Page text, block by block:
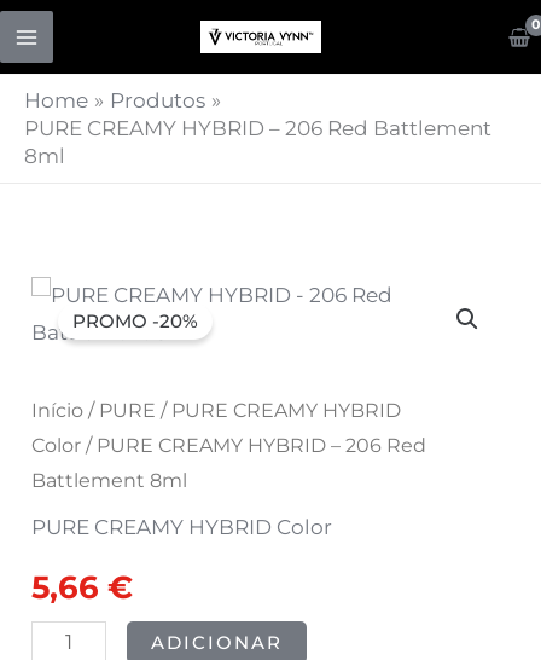
Skip
content
Home
Produtos
PURE CREAMY HYBRID – 206 Red Battlement
8ml
Início / PURE / PURE CREAMY HYBRID
Color / PURE CREAMY HYBRID – 206 Red
Battlement 8ml
PURE CREAMY HYBRID Color
O
original
era:
7,07 €.
5,66€
O
atual
é:
5,66 €.
Quantidade
de
CREAMY
HYBRID
-
206
Battlement
8ml
ADICIONAR
PROMO -20%